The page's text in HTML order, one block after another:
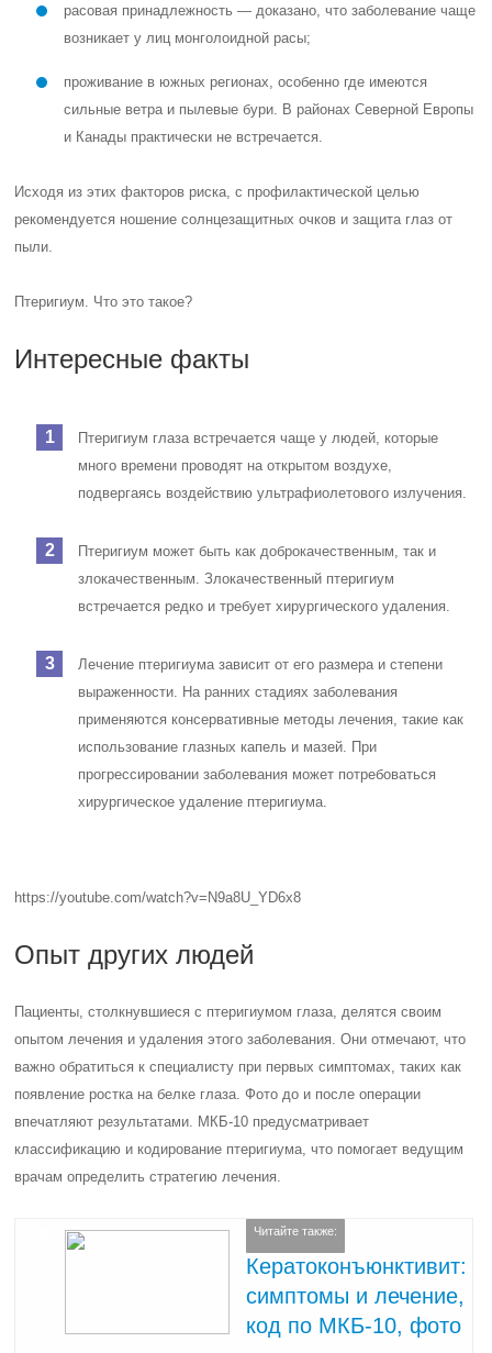
расовая принадлежность — доказано, что заболевание чаще
возникает у лиц монголоидной расы;
проживание в южных регионах, особенно где имеются
сильные ветра и пылевые бури. В районах Северной Европы
и Канады практически не встречается.
Исходя из этих факторов риска, с профилактической целью
рекомендуется ношение солнцезащитных очков и защита глаз от
пыли.
Птеригиум. Что это такое?
Интересные факты
Птеригиум глаза встречается чаще у людей, которые
много времени проводят на открытом воздухе,
подвергаясь воздействию ультрафиолетового излучения.
Птеригиум может быть как доброкачественным, так и
злокачественным. Злокачественный птеригиум
встречается редко и требует хирургического удаления.
Лечение птеригиума зависит от его размера и степени
выраженности. На ранних стадиях заболевания
применяются консервативные методы лечения, такие как
использование глазных капель и мазей. При
прогрессировании заболевания может потребоваться
хирургическое удаление птеригиума.
https://youtube.com/watch?v=N9a8U_YD6x8
Опыт других людей
Пациенты, столкнувшиеся с птеригиумом глаза, делятся своим
опытом лечения и удаления этого заболевания. Они отмечают, что
важно обратиться к специалисту при первых симптомах, таких как
появление ростка на белке глаза. Фото до и после операции
впечатляют результатами. МКБ-10 предусматривает
классификацию и кодирование птеригиума, что помогает ведущим
врачам определить стратегию лечения.
Читайте также:
Кератоконъюнктивит:
симптомы и лечение,
код по МКБ-10, фото